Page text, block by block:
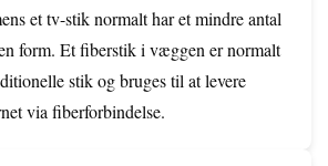
et tv-stik normalt har et mindre antal
form. Et fiberstik i væggen er normalt
stik og bruges til at levere
via fiberforbindelse.